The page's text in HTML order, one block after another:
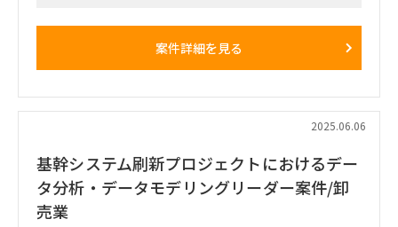
きる人材を探しており、顧客の詳細なシステム状況や業務フロ
将来のビジネスを見据えた仕組み作りも同時進行で行ってい
る。既存のシステムは古く使いづらいため、モダンな形に刷新
プロジェクトは 9 月に要件定義を終え、10 月から開発に入
り、来年末から再来年の年始にかけて新システムへの切り替え
を予定している。要件定義後は開発フェーズの管理も担うた
め、長期的なサポートが可能な人材。
まずは現状（業務フローやシステム）と新システムの方向性を
案件詳細を見る
2025.06.06
基幹システム刷新プロジェクトにおけるデー
タ分析・データモデリングリーダー案件/卸
売業